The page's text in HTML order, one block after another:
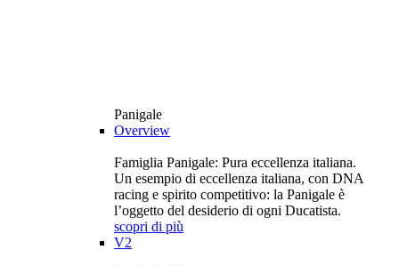
Panigale
Overview
Famiglia Panigale: Pura eccellenza italiana.
Un esempio di eccellenza italiana, con DNA
racing e spirito competitivo: la Panigale è
l’oggetto del desiderio di ogni Ducatista.
scopri di più
V2